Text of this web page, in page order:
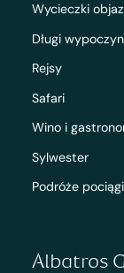
Wycieczki
Długi
Rejsy
Safari
Wino i
Sylwester
Podróże
Albatros